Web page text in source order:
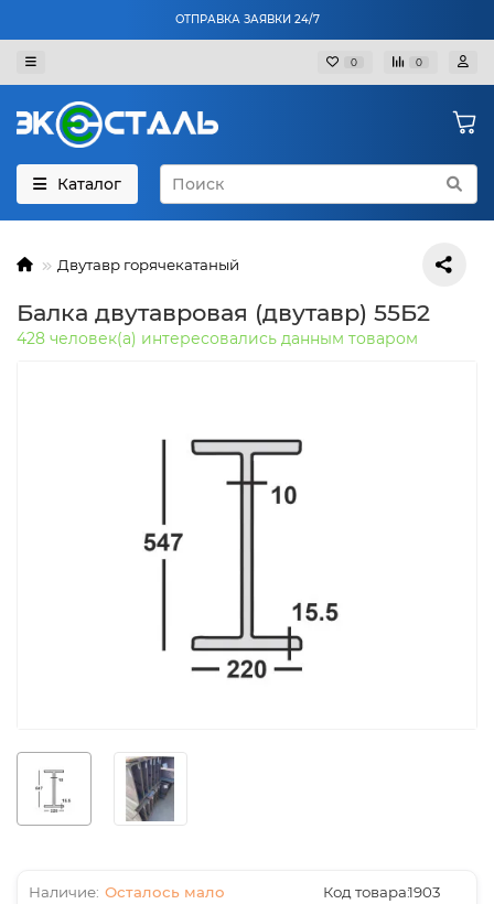
ОТПРАВКА ЗАЯВКИ 24/7
0 0
Каталог
Двутавр горячекатаный
Балка двутавровая (двутавр) 55Б2
428 человек(а) интересовались данным товаром
Осталось мало Код товара:1903